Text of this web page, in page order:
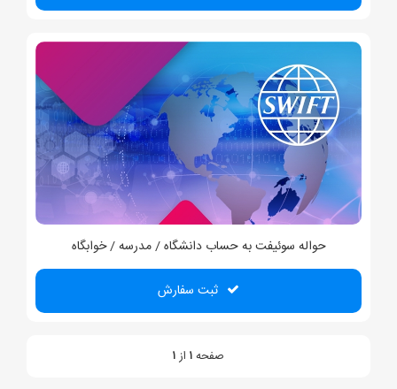
حواله سوئیفت به حساب دانشگاه / مدرسه / خوابگاه
ثبت سفارش
صفحه۱ از۱